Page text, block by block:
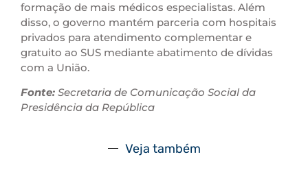
formação de mais médicos especialistas. Além
disso, o governo mantém parceria com hospitais
privados para atendimento complementar e
gratuito ao SUS mediante abatimento de dívidas
com a União.
Fonte: Secretaria de Comunicação Social da
Presidência da República
Veja também